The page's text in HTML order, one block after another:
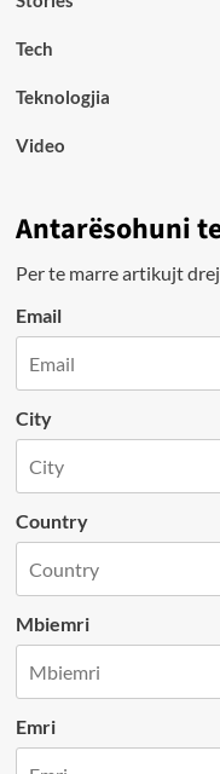
Tech
Teknologjia
Video
Antarësohuni
Per te marre artikujt
Email
City
Country
Mbiemri
Emri